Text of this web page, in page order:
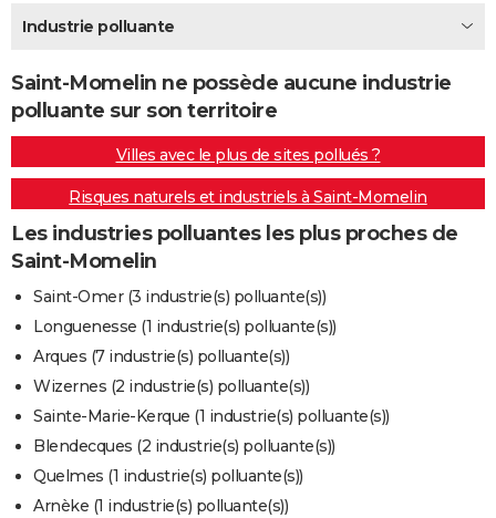
Destinations
City break
Voyage nature
Voyage de noces
Forum
Climat
+PHOTO
GUIDES D'ACHAT
BONS PLANS
CARTE DE VOEUX
Carte de Noël
Carte Bonne année
Carte Saint-Valentin
Carte Pâques
Carte d'anniversaire
DICTIONNAIRE
Dictionnaire
Biographies
Citations
Expressions
Proverbes
PROGRAMME TV
COPAINS D'AVANT
S'inscrire
Se connecter
Lycées
Collèges
Primaires
Universités
Entreprises
Service militaire
Avis de recherche
AVIS DE DÉCÈS
FORUM
Bricolage
Lifestyle
Culture
Sport
Auto
Television
Voyage
Cinema
Industrie polluante
Saint-Momelin ne possède aucune industrie
polluante sur son territoire
Villes avec le plus de sites pollués ?
Risques naturels et industriels à Saint-Momelin
Les industries polluantes les plus proches de
Saint-Momelin
Saint-Omer (3 industrie(s) polluante(s))
Longuenesse (1 industrie(s) polluante(s))
Arques (7 industrie(s) polluante(s))
Wizernes (2 industrie(s) polluante(s))
Sainte-Marie-Kerque (1 industrie(s) polluante(s))
Blendecques (2 industrie(s) polluante(s))
Quelmes (1 industrie(s) polluante(s))
Arnèke (1 industrie(s) polluante(s))